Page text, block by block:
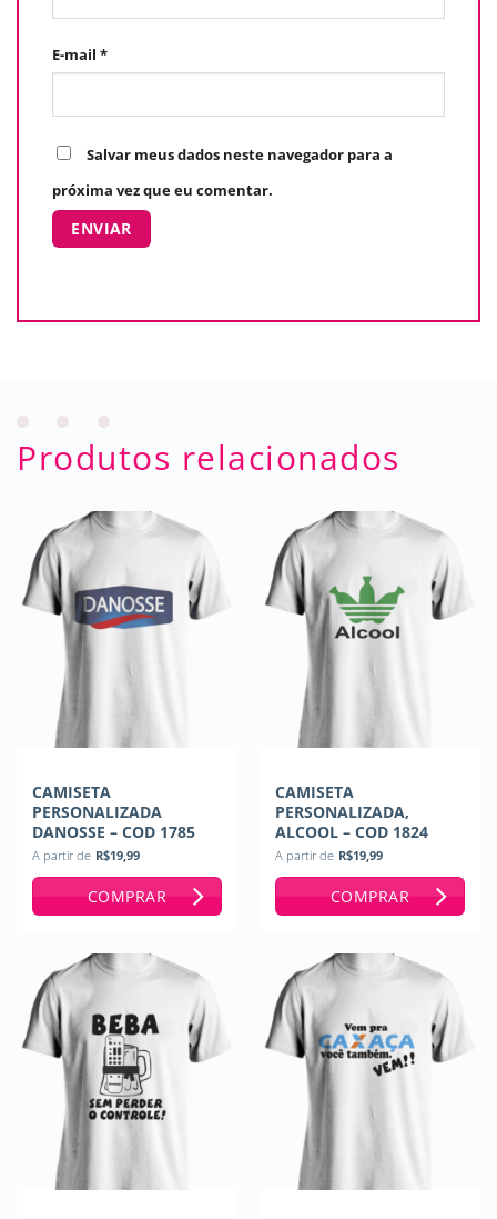
E-mail *
Salvar meus dados neste navegador para a
próxima vez que eu comentar.
Produtos relacionados
CAMISETA
PERSONALIZADA
DANOSSE – COD 1785
A partir de R$19,99
COMPRAR
CAMISETA
PERSONALIZADA,
ALCOOL – COD 1824
A partir de R$19,99
COMPRAR